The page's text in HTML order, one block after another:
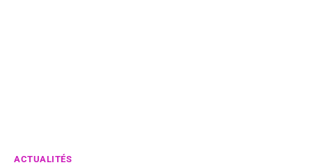
ACTUALITÉS